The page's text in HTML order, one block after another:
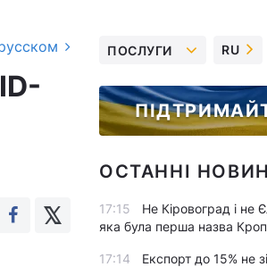
ПОСЛУГИ RU
ОСТАННІ
17:15
Не Кіровоград і не
яка була перша назва
17:14
Експорт до 15% не